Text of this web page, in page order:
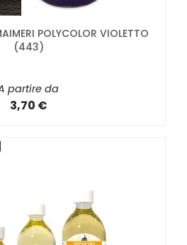
POLYCOLOR VIOLETTO
(443)
partire da
3,70 €